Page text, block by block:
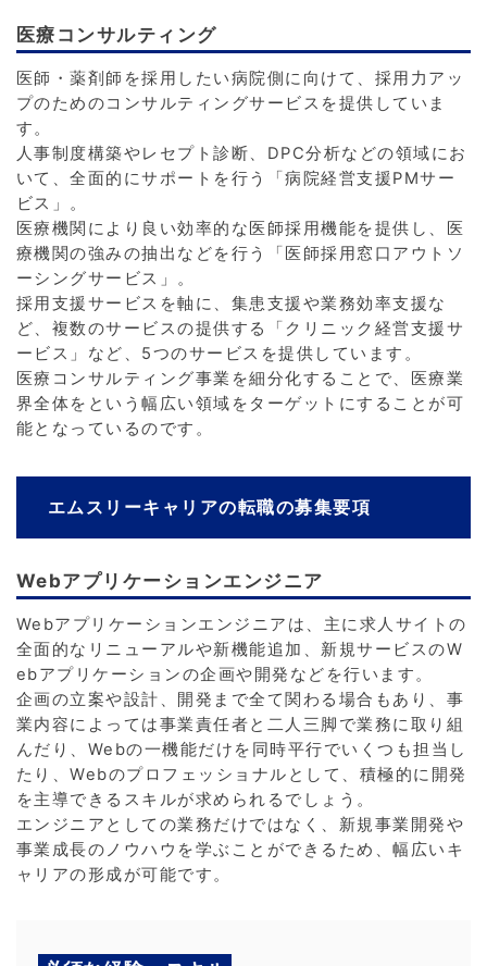
医療コンサルティング
医師・薬剤師を採用したい病院側に向けて、採用力アッ
プのためのコンサルティングサービスを提供していま
す。
人事制度構築やレセプト診断、DPC分析などの領域にお
いて、全面的にサポートを行う「病院経営支援PMサー
ビス」。
医療機関により良い効率的な医師採用機能を提供し、医
療機関の強みの抽出などを行う「医師採用窓口アウトソ
ーシングサービス」。
採用支援サービスを軸に、集患支援や業務効率支援な
ど、複数のサービスの提供する「クリニック経営支援サ
ービス」など、5つのサービスを提供しています。
医療コンサルティング事業を細分化することで、医療業
界全体をという幅広い領域をターゲットにすることが可
能となっているのです。
エムスリーキャリアの転職の募集要項
Webアプリケーションエンジニア
Webアプリケーションエンジニアは、主に求人サイトの
全面的なリニューアルや新機能追加、新規サービスのW
ebアプリケーションの企画や開発などを行います。
企画の立案や設計、開発まで全て関わる場合もあり、事
業内容によっては事業責任者と二人三脚で業務に取り組
んだり、Webの一機能だけを同時平行でいくつも担当し
たり、Webのプロフェッショナルとして、積極的に開発
を主導できるスキルが求められるでしょう。
エンジニアとしての業務だけではなく、新規事業開発や
事業成長のノウハウを学ぶことができるため、幅広いキ
ャリアの形成が可能です。